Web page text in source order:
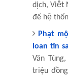
dịch, Việt
để hệ
Phạt
loan tin
Văn
triệu